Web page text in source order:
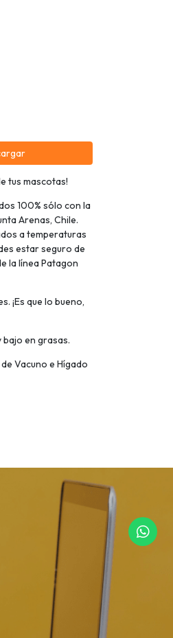
tus mascotas!
100% sólo con la
Arenas, Chile.
a temperaturas
estar seguro de
la línea Patagon
¡Es que lo bueno,
bajo en grasas.
Vacuno e Hígado